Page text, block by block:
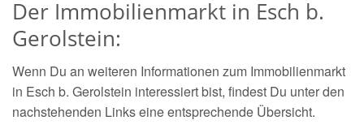
Der Immobilienmarkt in Esch b.
Gerolstein:
Wenn Du an weiteren Informationen zum Immobilienmarkt
in Esch b. Gerolstein interessiert bist, findest Du unter den
nachstehenden Links eine entsprechende Übersicht.